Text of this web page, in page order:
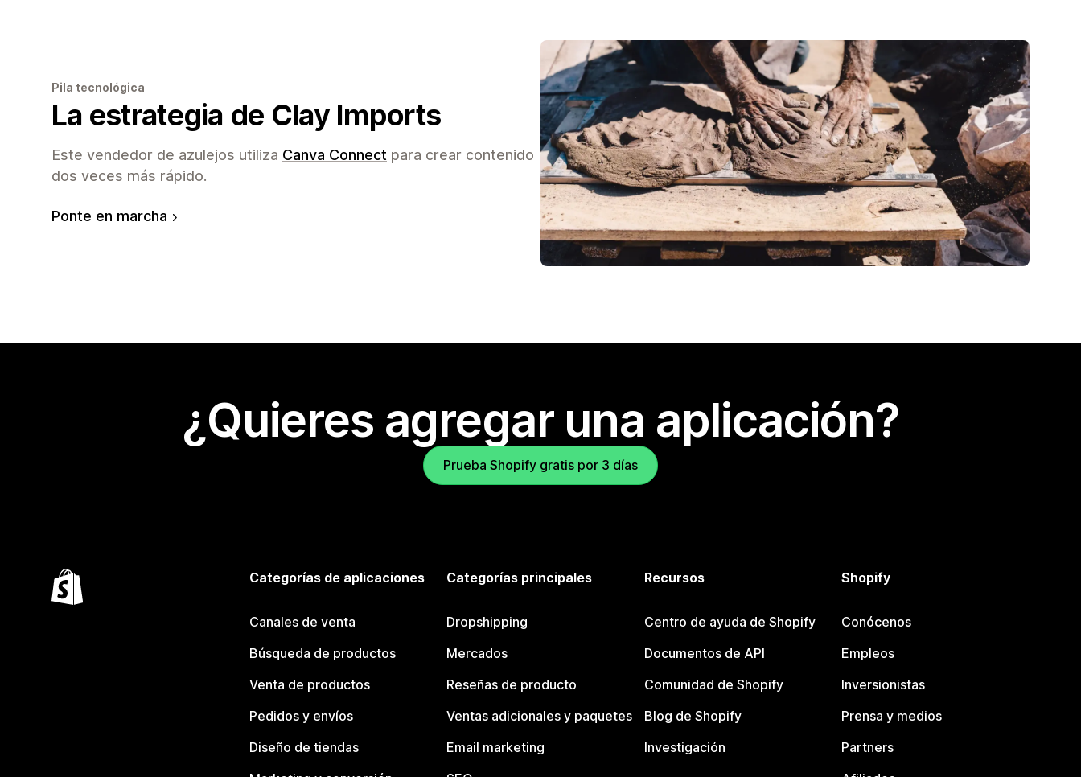
Pila tecnológica
La estrategia de Clay Imports
Este vendedor de azulejos utiliza Canva Connect para crear contenido
dos veces más rápido.
Ponte en marcha
¿Quieres agregar una aplicación?
Prueba Shopify gratis por 3 días
Categorías de aplicaciones
Canales de venta
Búsqueda de productos
Venta de productos
Pedidos y envíos
Diseño de tiendas
Categorías principales
Dropshipping
Mercados
Reseñas de producto
Ventas adicionales y paquetes
Email marketing
Recursos
Centro de ayuda de Shopify
Documentos de API
Comunidad de Shopify
Blog de Shopify
Investigación
Shopify
Conócenos
Empleos
Inversionistas
Prensa y medios
Partners